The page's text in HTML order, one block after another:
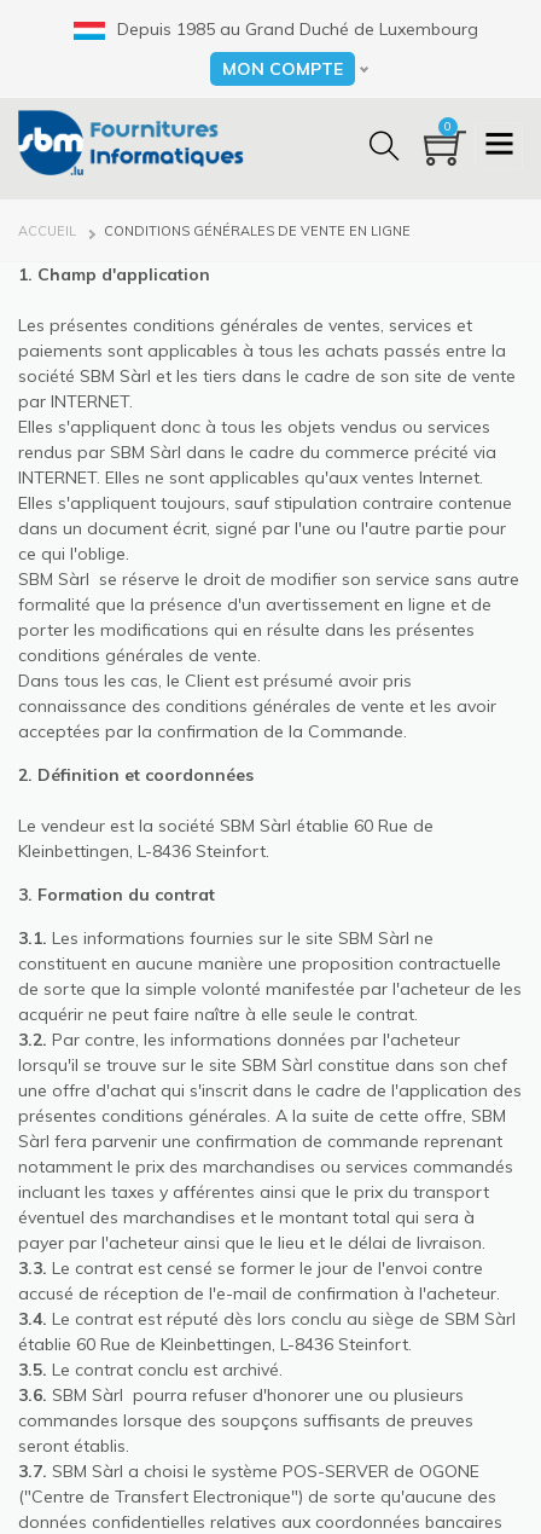
Depuis 1985 au Grand Duché de Luxembourg
Select your language
MON COMPTE
0
FIL
ACCUEIL CONDITIONS GÉNÉRALES DE VENTE EN LIGNE
1. Champ d'application
Les présentes conditions générales de ventes, services et
paiements sont applicables à tous les achats passés entre la
société SBM Sàrl et les tiers dans le cadre de son site de vente
par INTERNET.
Elles s'appliquent donc à tous les objets vendus ou services
rendus par SBM Sàrl dans le cadre du commerce précité via
INTERNET. Elles ne sont applicables qu'aux ventes Internet.
Elles s'appliquent toujours, sauf stipulation contraire contenue
dans un document écrit, signé par l'une ou l'autre partie pour
ce qui l'oblige.
SBM Sàrl se réserve le droit de modifier son service sans autre
formalité que la présence d'un avertissement en ligne et de
porter les modifications qui en résulte dans les présentes
conditions générales de vente.
Dans tous les cas, le Client est présumé avoir pris
connaissance des conditions générales de vente et les avoir
acceptées par la confirmation de la Commande.
2. Définition et coordonnées
Le vendeur est la société SBM Sàrl établie 60 Rue de
Kleinbettingen, L-8436 Steinfort.
3. Formation du contrat
3.1. Les informations fournies sur le site SBM Sàrl ne
constituent en aucune manière une proposition contractuelle
de sorte que la simple volonté manifestée par l'acheteur de les
acquérir ne peut faire naître à elle seule le contrat.
3.2. Par contre, les informations données par l'acheteur
lorsqu'il se trouve sur le site SBM Sàrl constitue dans son chef
une offre d'achat qui s'inscrit dans le cadre de l'application des
présentes conditions générales. A la suite de cette offre, SBM
Sàrl fera parvenir une confirmation de commande reprenant
notamment le prix des marchandises ou services commandés
incluant les taxes y afférentes ainsi que le prix du transport
éventuel des marchandises et le montant total qui sera à
payer par l'acheteur ainsi que le lieu et le délai de livraison.
3.3. Le contrat est censé se former le jour de l'envoi contre
accusé de réception de l'e-mail de confirmation à l'acheteur.
3.4. Le contrat est réputé dès lors conclu au siège de SBM Sàrl
établie 60 Rue de Kleinbettingen, L-8436 Steinfort.
3.5. Le contrat conclu est archivé.
3.6. SBM Sàrl pourra refuser d'honorer une ou plusieurs
commandes lorsque des soupçons suffisants de preuves
seront établis.
3.7. SBM Sàrl a choisi le système POS-SERVER de OGONE
("Centre de Transfert Electronique") de sorte qu'aucune des
données confidentielles relatives aux coordonnées bancaires